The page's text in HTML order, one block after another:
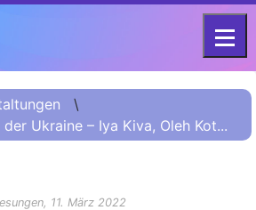
2017 – 2023
\
Ukraine – Iya Kiva, Oleh Kot...
11. März 2022